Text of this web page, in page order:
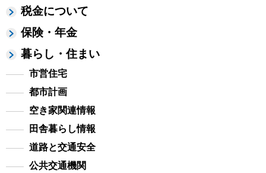
税金について
保険・年金
暮らし・住まい
市営住宅
都市計画
空き家関連情報
田舎暮らし情報
道路と交通安全
公共交通機関